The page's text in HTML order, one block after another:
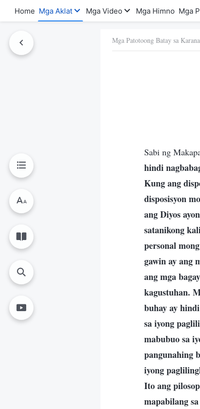
Home Mga Aklat Mga Video Mga Himno Mga
Mga Patotoong Batay sa
Sabi ng
hindi
Kung ang
disposisyon
ang Diyos
satanikong
personal
gawin ay ang
ang mga
kagustuhan.
buhay ay
sa iyong
mabubuo sa
pangunahing
iyong
Ito ang
mapabilang